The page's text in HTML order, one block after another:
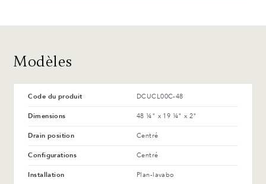
Modèles
Code du produit DCUCL00C-48
Dimensions 48 ¼" x 19 ¼" x 2"
Drain position Centré
Configurations Centré
Installation Plan-lavabo